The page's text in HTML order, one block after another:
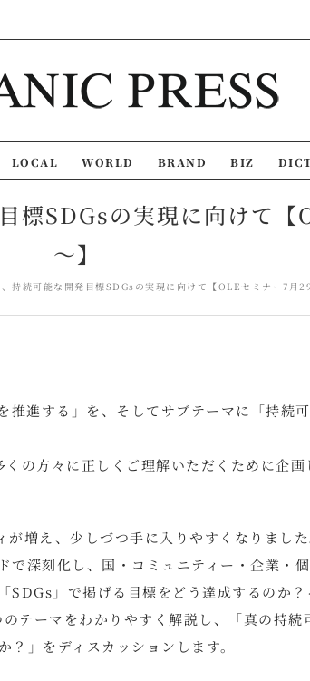
LOCAL WORLD BRAND BIZ
標SDGsの実現に向けて
～】
持続可能な開発目標SDGsの実現に向けて【OLEセミナー7月
進する」を、そしてサブテーマに「持続
の方々に正しくご理解いただくために企画
増え、少しづつ手に入りやすくなりました
深刻化し、国・コミュニティー・企業・個
SDGs」で掲げる目標をどう達成するのか？
テーマをわかりやすく解説し、「真の持続
」をディスカッションします。